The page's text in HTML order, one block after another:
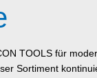
TOOLS für
Sortiment